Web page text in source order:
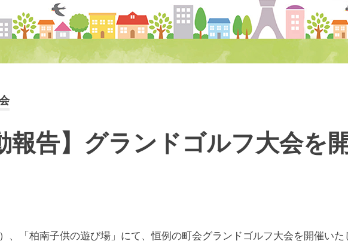
報告】グランドゴルフ大会を
、「柏南子供の遊び場」にて、恒例の町会グランドゴルフ大会を開催いた